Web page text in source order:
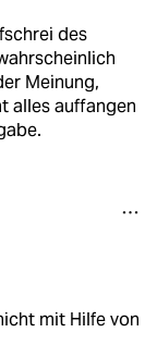
des
Meinung,
alles auffangen
mit Hilfe von